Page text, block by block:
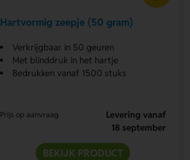
Hartvormig zeepje (50 gram)
Verkrijgbaar in 50 geuren
Met blinddruk in het hartje
Bedrukken vanaf 1500 stuks
Prijs op aanvraag
Levering vanaf
18 september
BEKIJK PRODUCT